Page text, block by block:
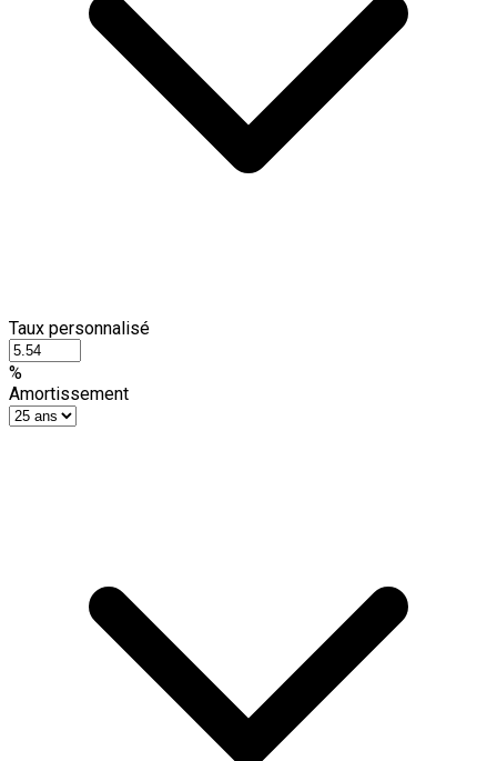
Taux personnalisé
%
Amortissement